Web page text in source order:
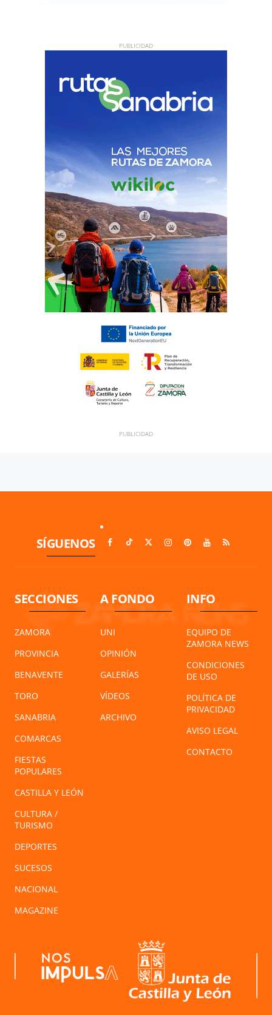
SÍGUENOS
SECCIONES
ZAMORA
PROVINCIA
BENAVENTE
TORO
SANABRIA
COMARCAS
FIESTAS
POPULARES
CASTILLA Y LEÓN
CULTURA /
TURISMO
DEPORTES
SUCESOS
NACIONAL
MAGAZINE
A FONDO
UNI
OPINIÓN
GALERÍAS
VÍDEOS
ARCHIVO
INFO
EQUIPO DE
ZAMORA NEWS
CONDICIONES
DE USO
POLÍTICA DE
PRIVACIDAD
AVISO LEGAL
CONTACTO